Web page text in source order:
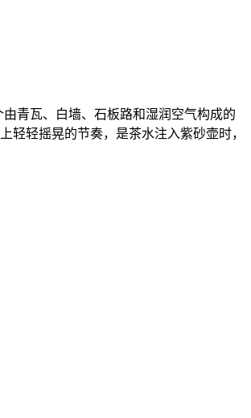
青瓦、白墙、石板路和湿润空气构成的
轻摇晃的节奏，是茶水注入紫砂壶时，